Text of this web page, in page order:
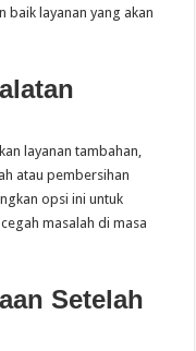
baik layanan yang akan
layanan tambahan,
atau pembersihan
opsi ini untuk
masalah di masa
Setelah